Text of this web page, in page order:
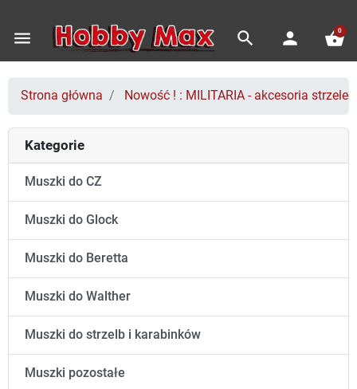
menu search person shopping_basket
0
Strona główna Nowość ! : MILITARIA - akcesoria
Kategorie
Muszki do CZ
Muszki do Glock
Muszki do Beretta
Muszki do Walther
Muszki do strzelb i karabinków
Muszki pozostałe